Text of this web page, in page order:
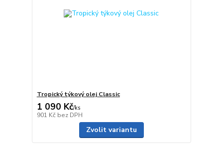
Tropický týkový olej Classic
1 090 Kč/ks
901 Kč bez DPH
Zvolit variantu